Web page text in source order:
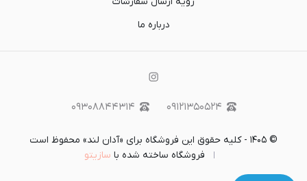
درباره ما
۰۹۱۲۱۳۵۰۵۲۴ ۰۹۳۰۸۸۴۴۳۱۴
© ۱۴۰۵ - کلیه حقوق این فروشگاه برای «آدان لند» محفوظ است
فروشگاه ساخته شده با سازیتو